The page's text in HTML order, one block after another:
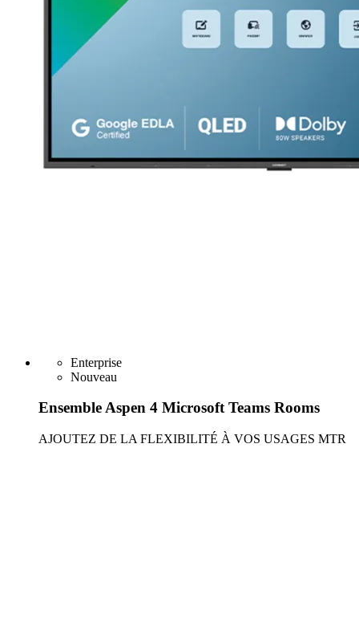
Enterprise
Nouveau
Ensemble Aspen 4 Microsoft Teams Rooms
AJOUTEZ DE LA FLEXIBILITÉ À VOS USAGES MTR